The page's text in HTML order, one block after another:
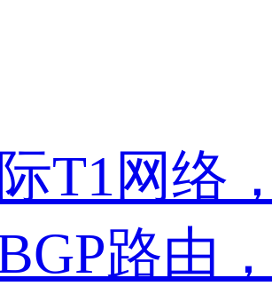
T1网络
路由